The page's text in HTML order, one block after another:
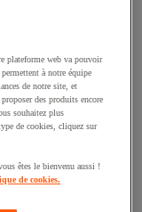
plateforme web va pouvoir
à notre équipe
de notre site, et
des produits encore
souhaitez plus
de cookies, cliquez sur
êtes le bienvenu aussi !
de cookies.